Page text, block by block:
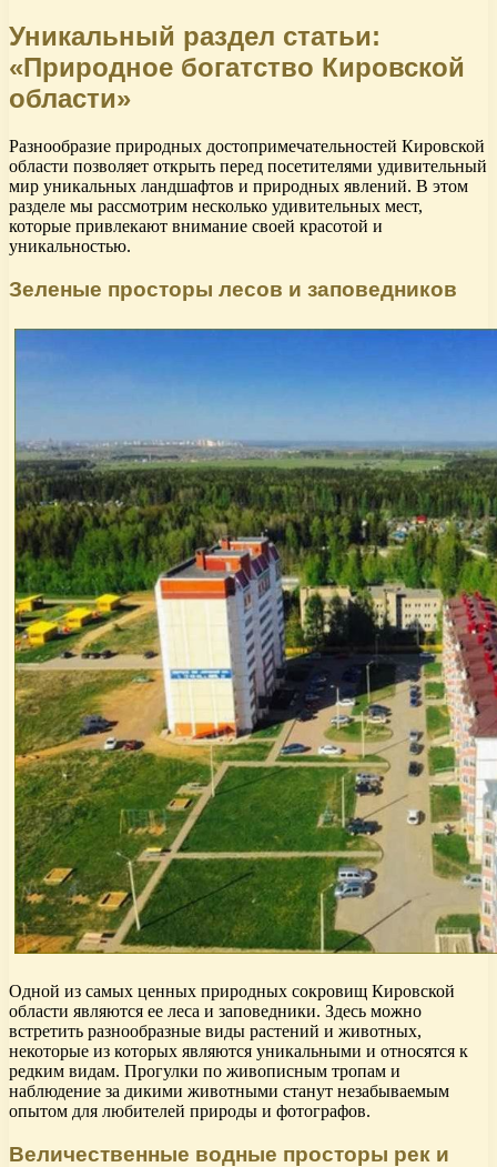
Уникальный раздел статьи:
«Природное богатство Кировской
области»
Разнообразие природных достопримечательностей Кировской
области позволяет открыть перед посетителями удивительный
мир уникальных ландшафтов и природных явлений. В этом
разделе мы рассмотрим несколько удивительных мест,
которые привлекают внимание своей красотой и
уникальностью.
Зеленые просторы лесов и заповедников
Одной из самых ценных природных сокровищ Кировской
области являются ее леса и заповедники. Здесь можно
встретить разнообразные виды растений и животных,
некоторые из которых являются уникальными и относятся к
редким видам. Прогулки по живописным тропам и
наблюдение за дикими животными станут незабываемым
опытом для любителей природы и фотографов.
Величественные водные просторы рек и